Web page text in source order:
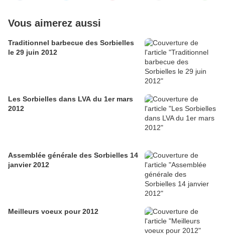
Vous aimerez aussi
Traditionnel barbecue des Sorbielles
le 29 juin 2012
Les Sorbielles dans LVA du 1er mars
2012
Assemblée générale des Sorbielles 14
janvier 2012
Meilleurs voeux pour 2012